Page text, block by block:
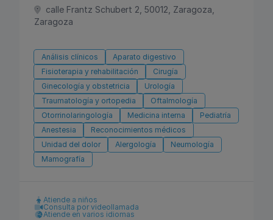
calle Frantz Schubert 2, 50012, Zaragoza,
Zaragoza
Análisis clínicos
Aparato digestivo
Fisioterapia y rehabilitación
Cirugía
Ginecología y obstetricia
Urología
Traumatología y ortopedia
Oftalmología
Otorrinolaringología
Medicina interna
Pediatría
Anestesia
Reconocimientos médicos
Unidad del dolor
Alergología
Neumología
Mamografía
Atiende a niños
Consulta por videollamada
Atiende en varios idiomas